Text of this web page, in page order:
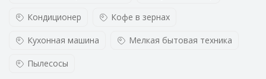
Кондиционер Кофе в зернах
Кухонная машина Мелкая бытовая техника
Пылесосы